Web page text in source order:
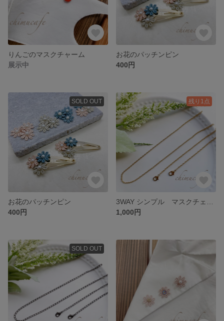
りんごのマスクチャーム
展示中
お花のパッチンピン
400円
SOLD OUT
お花のパッチンピン
400円
残り1点
1,000円
SOLD OUT